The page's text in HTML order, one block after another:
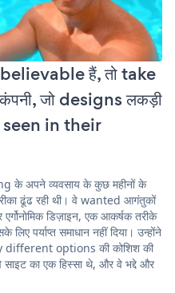
हैं, तो take
जो designs लकड़ी
seen in their
के अपने व्यवसाय के कुछ महीनों के
ढूंढ रही थी। वे wanted आगंतुकों
डिज़ाइन, एक आकर्षक तरीके
पर्याप्त समाधान नहीं दिया। उन्होंने
different options की कोशिश की
का एक हिस्सा थे, और वे भद्दे और